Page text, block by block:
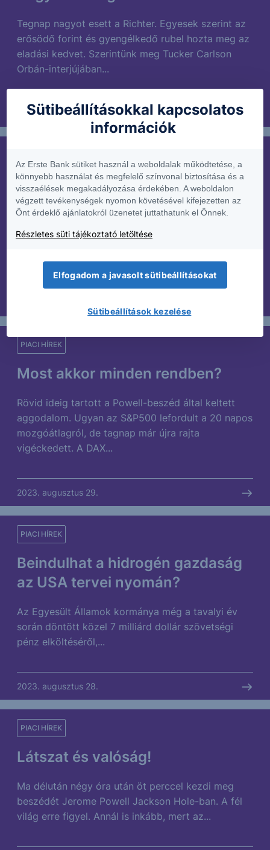
Tegnap nagyot esett a Richter. Egyesek szerint az
erősödő forint és gyengélkedő rubel hozta meg az
eladási kedvet. Szerintünk meg Tucker Carlson
Orbán-interjújában...
2023. augusztus 31.
Ez beindult!
Tegnap Virág Barnabás elég szigorú hangnemet
ütött meg a kamatpálya várakozásokkal
és az alapkamat...
Most akkor minden rendben?
PIACI HÍREK
Rövid ideig tartott a Powell-beszéd által keltett
aggodalom. Ugyan az S&P500 lefordult a 20 napos
mozgóátlagról, de tagnap már újra rajta
vigéckedett. A DAX...
2023. augusztus 29.
Beindulhat a hidrogén gazdaság
az USA tervei nyomán?
PIACI HÍREK
Az Egyesült Államok kormánya még a tavalyi év
során döntött közel 7 milliárd dollár szövetségi
pénz elköltéséről,...
2023. augusztus 28.
Látszat és valóság!
PIACI HÍREK
Ma délután négy óra után öt perccel kezdi meg
beszédét Jerome Powell Jackson Hole-ban. A fél
világ erre figyel. Annál is inkább, mert az...
Sütibeállításokkal kapcsolatos
információk
Az Erste Bank sütiket használ a weboldalak működtetése, a
könnyebb használat és megfelelő színvonal biztosítása és a
visszaélések megakadályozása érdekében. A weboldalon
végzett tevékenységek nyomon követésével kifejezetten az
Önt érdeklő ajánlatokról üzenetet juttathatunk el Önnek.
Részletes süti tájékoztató letöltése
Elfogadom a javasolt sütibeállításokat
Sütibeállítások kezelése